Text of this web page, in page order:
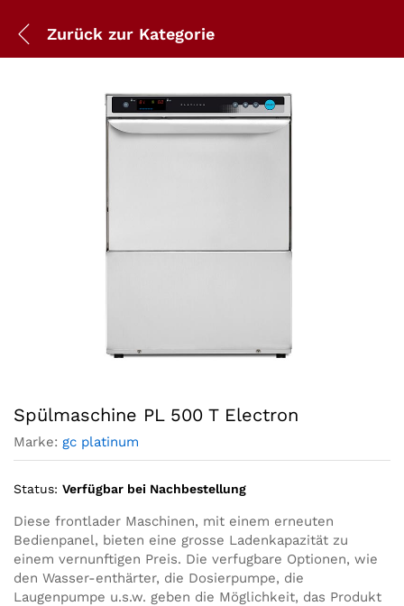
Zurück zur Kategorie
Spülmaschine PL 500 T Electron
Marke: gc platinum
Status: Verfügbar bei Nachbestellung
Diese frontlader Maschinen, mit einem erneuten
Bedienpanel, bieten eine grosse Ladenkapazität zu
einem vernunftigen Preis. Die verfugbare Optionen, wie
den Wasser-enthärter, die Dosierpumpe, die
Laugenpumpe u.s.w. geben die Möglichkeit, das Produkt